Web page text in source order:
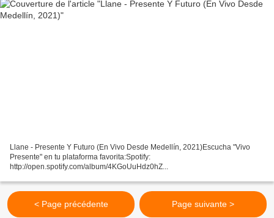
Llane - Presente Y Futuro (En Vivo Desde Medellín, 2021)Escucha "Vivo
Presente" en tu plataforma favorita:Spotify:
http://open.spotify.com/album/4KGoUuHdz0hZ...
< Page précédente Page suivante >